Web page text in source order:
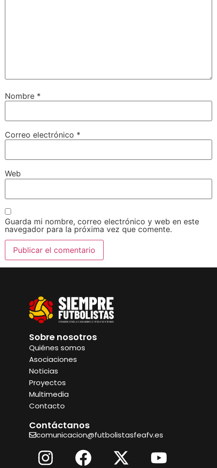
Nombre *
Correo electrónico *
Web
Guarda mi nombre, correo electrónico y web en este
navegador para la próxima vez que comente.
Sobre nosotros
Quiénes somos
Asociaciones
Noticias
Proyectos
Multimedia
Contacto
Contáctanos
comunicacion@futbolistasfeafv.es